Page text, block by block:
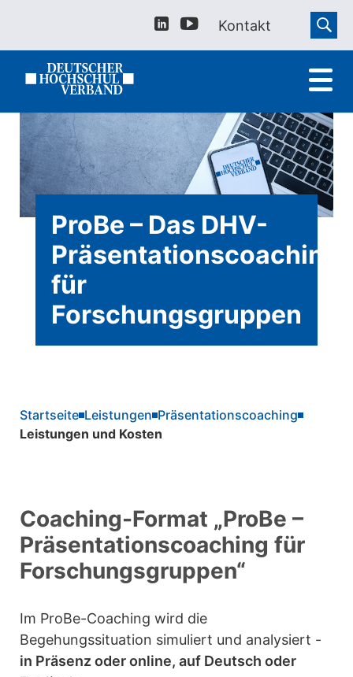
Kontakt
ProBe – Das DHV-
Präsentationscoaching
für
Forschungsgruppen
Startseite Leistungen Präsentationscoaching
Leistungen und Kosten
Coaching-Format „ProBe –
Präsentationscoaching für
Forschungsgruppen“
Im ProBe-Coaching wird die
Begehungssituation simuliert und analysiert -
in Präsenz oder online, auf Deutsch oder